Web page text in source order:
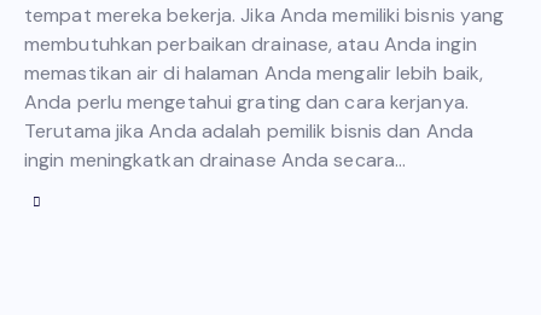
tempat mereka bekerja. Jika Anda memiliki bisnis yang
membutuhkan perbaikan drainase, atau Anda ingin
memastikan air di halaman Anda mengalir lebih baik,
Anda perlu mengetahui grating dan cara kerjanya.
Terutama jika Anda adalah pemilik bisnis dan Anda
ingin meningkatkan drainase Anda secara…